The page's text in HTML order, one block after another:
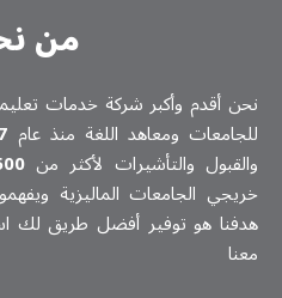
من
نحن أقدم وأكبر شركة خدمات
للجامعات ومعاهد اللغة منذ عام
والقبول والتأشيرات لأكثر من
خريجي الجامعات الماليزية
هدفنا هو توفير أفضل طريق لك
معنا